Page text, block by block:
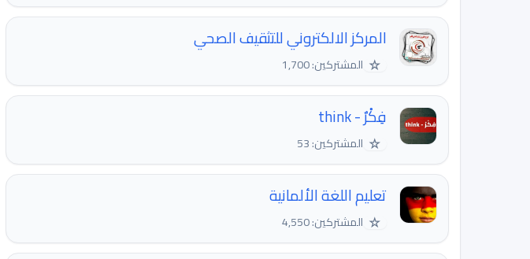
المركز الالكتروني للتثقيف الصحي
☆ المشتركين: 1,700
فِكْرٌ - think
☆ المشتركين: 53
تعليم اللغة الألمانية
☆ المشتركين: 4,550